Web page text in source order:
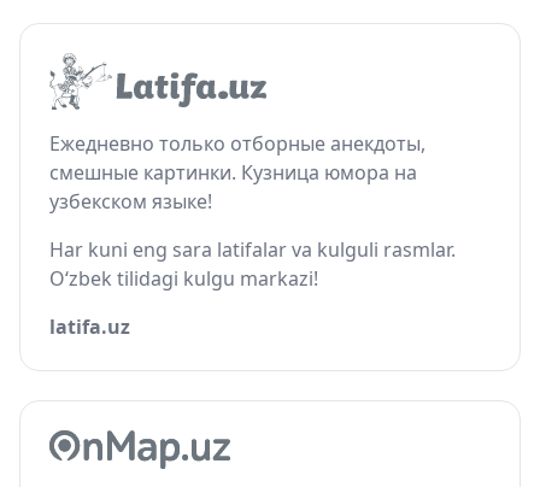
Ежедневно только отборные анекдоты,
смешные картинки. Кузница юмора на
узбекском языке!
Har kuni eng sara latifalar va kulguli rasmlar.
O‘zbek tilidagi kulgu markazi!
latifa.uz